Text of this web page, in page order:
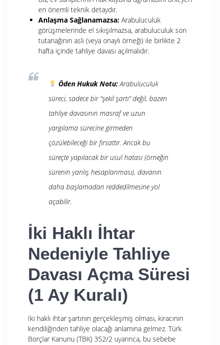
en önemli teknik detaydır.
Anlaşma Sağlanamazsa: Arabuluculuk
görüşmelerinde el sıkışılmazsa, arabuluculuk son
tutanağının aslı (veya onaylı örneği) ile birlikte 2
hafta içinde tahliye davası açılmalıdır.
Öden Hukuk Notu:Arabuluculuk
süreci, sadece bir “şekil şartı” değil, bazen
tahliye davasının masraf ve uzun
yargılama sürecine girmeden
çözülebileceği bir fırsattır. Ancak bu
süreçte yapılacak bir usul hatası (örneğin
sürenin yanlış hesaplanması), davanın
daha başlamadan reddedilmesine yol
açabilir.
İki Haklı İhtar
Nedeniyle Tahliye
Davası Açma Süresi
(1 Ay Kuralı)
İki haklı ihtar şartının gerçekleşmiş olması, kiracının
kendiliğinden tahliye olacağı anlamına gelmez. Türk
Borçlar Kanunu (TBK) 352/2 uyarınca, bu sebebe